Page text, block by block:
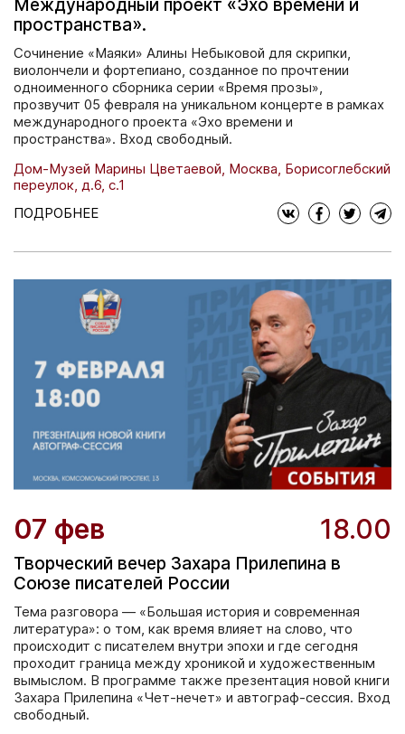
Международный проект «Эхо времени и
пространства».
Сочинение «Маяки» Алины Небыковой для скрипки,
виолончели и фортепиано, созданное по прочтении
одноименного сборника серии «Время прозы»,
прозвучит 05 февраля на уникальном концерте в рамках
международного проекта «Эхо времени и
пространства». Вход свободный.
Дом-Музей Марины Цветаевой, Москва, Борисоглебский
переулок, д.6, с.1
ПОДРОБНЕЕ
07 фев 18.00
Творческий вечер Захара Прилепина в
Союзе писателей России
Тема разговора — «Большая история и современная
литература»: о том, как время влияет на слово, что
происходит с писателем внутри эпохи и где сегодня
проходит граница между хроникой и художественным
вымыслом. В программе также презентация новой книги
Захара Прилепина «Чет-нечет» и автограф-сессия. Вход
свободный.